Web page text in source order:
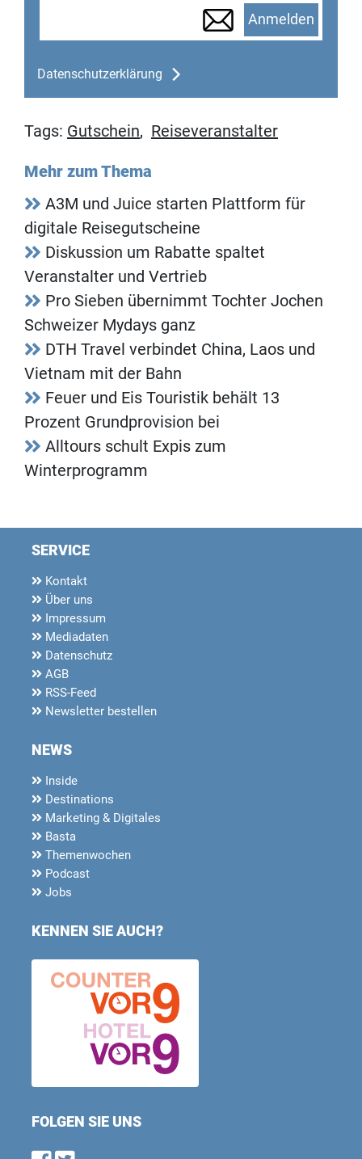
Anmelden
Datenschutzerklärung
Tags: Gutschein, Reiseveranstalter
Mehr zum Thema
A3M und Juice starten Plattform für
digitale Reisegutscheine
Diskussion um Rabatte spaltet
Veranstalter und Vertrieb
Pro Sieben übernimmt Tochter Jochen
Schweizer Mydays ganz
DTH Travel verbindet China, Laos und
Vietnam mit der Bahn
Feuer und Eis Touristik behält 13
Prozent Grundprovision bei
Alltours schult Expis zum
Winterprogramm
SERVICE
Kontakt
Über uns
Impressum
Mediadaten
Datenschutz
AGB
RSS-Feed
Newsletter bestellen
NEWS
Inside
Destinations
Marketing & Digitales
Basta
Themenwochen
Podcast
Jobs
KENNEN SIE AUCH?
FOLGEN SIE UNS